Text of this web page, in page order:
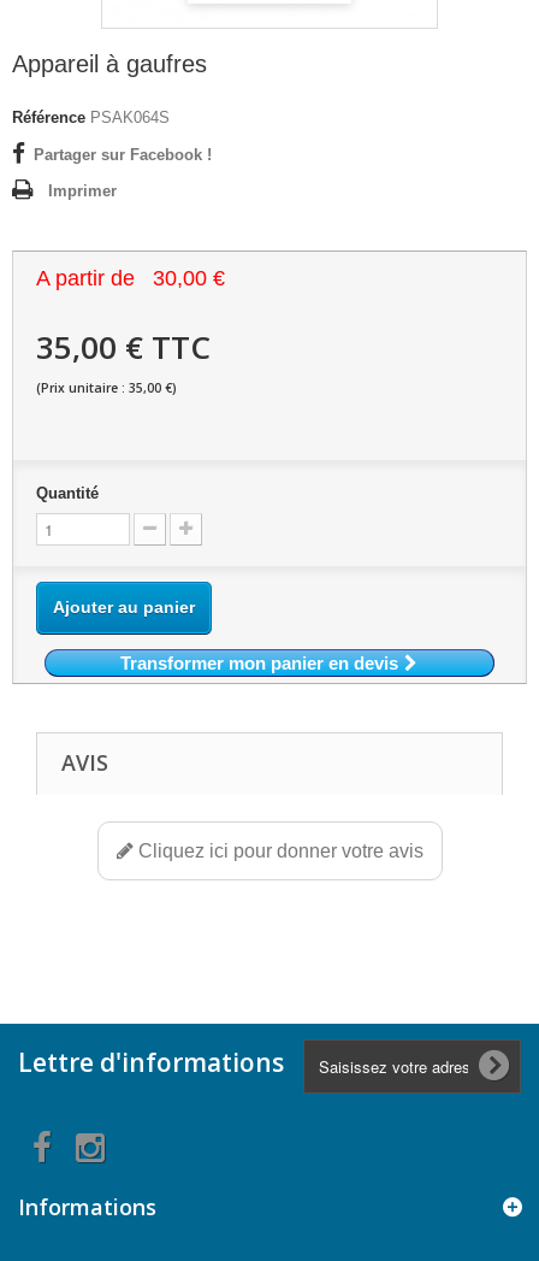
Appareil à gaufres
Référence PSAK064S
Partager sur Facebook !
Imprimer
A partir de 30,00 €
35,00 € TTC
(Prix unitaire : 35,00 €)
Quantité
Ajouter au panier
Transformer mon panier en devis
AVIS
Cliquez ici pour donner votre avis
Lettre d'informations
Informations